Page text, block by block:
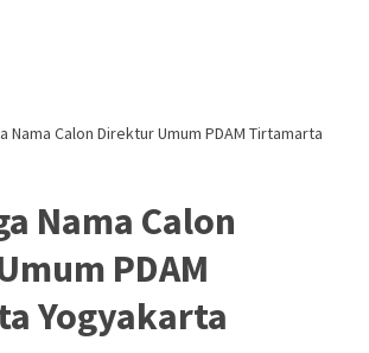
Nama Calon Direktur Umum PDAM Tirtamarta
Nama Calon
PDAM
Yogyakarta